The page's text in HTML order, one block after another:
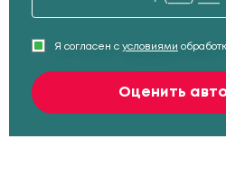
Я согласен с условиями
Оценить